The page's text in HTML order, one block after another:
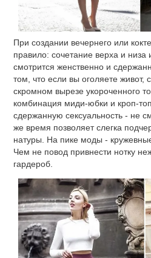
При создании вечернего или
правило: сочетание верха и низа
смотрится женственно и
том, что если вы оголяете живот,
скромном вырезе укороченного
комбинация миди-юбки и кроп-
сдержанную сексуальность - не
же время позволяет слегка
натуры. На пике моды -
Чем не повод привнести нотку
гардероб.